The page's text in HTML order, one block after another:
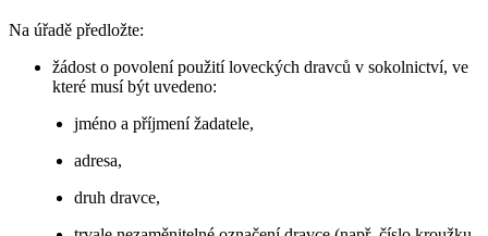
Na úřadě předložte:
žádost o povolení použití loveckých dravců v sokolnictví, ve
které musí být uvedeno:
jméno a příjmení žadatele,
adresa,
druh dravce,